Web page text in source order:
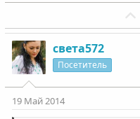
света572
Посетитель
19 Май 2014